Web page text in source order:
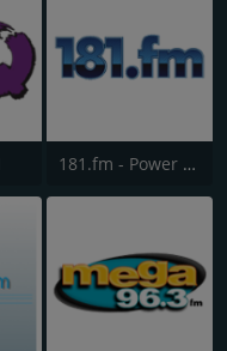
181.fm - Power 181 (Top 40)